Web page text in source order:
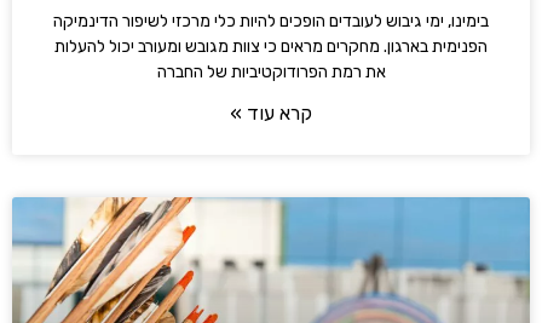
בימינו, ימי גיבוש לעובדים הופכים להיות כלי מרכזי לשיפור הדינמיקה
הפנימית בארגון. מחקרים מראים כי צוות מגובש ומעורב יכול להעלות
את רמת הפרודוקטיביות של החברה
קרא עוד »